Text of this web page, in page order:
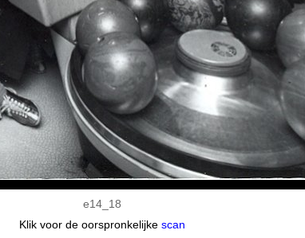
e14_18
Klik voor de oorspronkelijke scan